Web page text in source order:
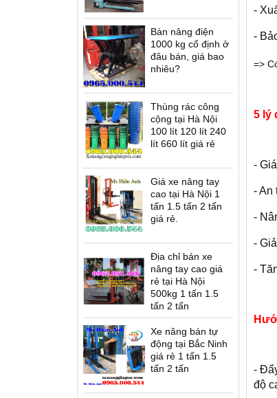
Bàn nâng điện
1000 kg cố định ở
đâu bán, giá bao
nhiêu?
Thùng rác công
cộng tại Hà Nội
100 lít 120 lít 240
lít 660 lít giá rẻ
Giá xe nâng tay
cao tại Hà Nội 1
tấn 1.5 tấn 2 tấn
giá rẻ.
Địa chỉ bán xe
nâng tay cao giá
rẻ tại Hà Nội
500kg 1 tấn 1.5
tấn 2 tấn
Xe nâng bán tự
động tại Bắc Ninh
giá rẻ 1 tấn 1.5
tấn 2 tấn
-
-
=>
5 lý
-
- An
-
-
-
-
độ
Xe nâng điện cao đứng lái
D12/16 Series
Xe nâng dầu
Thang nâng người SWP
Bàn nâng điện